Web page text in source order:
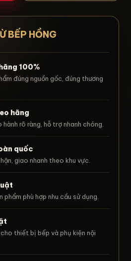
BẾP HỒNG
100%
đúng nguồn gốc, đúng thương
hãng
hành rõ ràng, hỗ trợ nhanh chóng.
quốc
giao nhanh theo khu vực.
phẩm phù hợp nhu cầu sử dụng.
thiết bị bếp và phụ kiện nội